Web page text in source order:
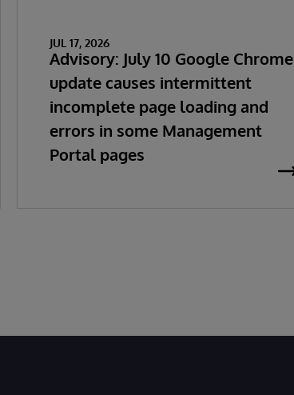
JUL 17, 2026
Advisory: July 10 Google Chrome
update causes intermittent
incomplete page loading and
errors in some Management
Portal pages